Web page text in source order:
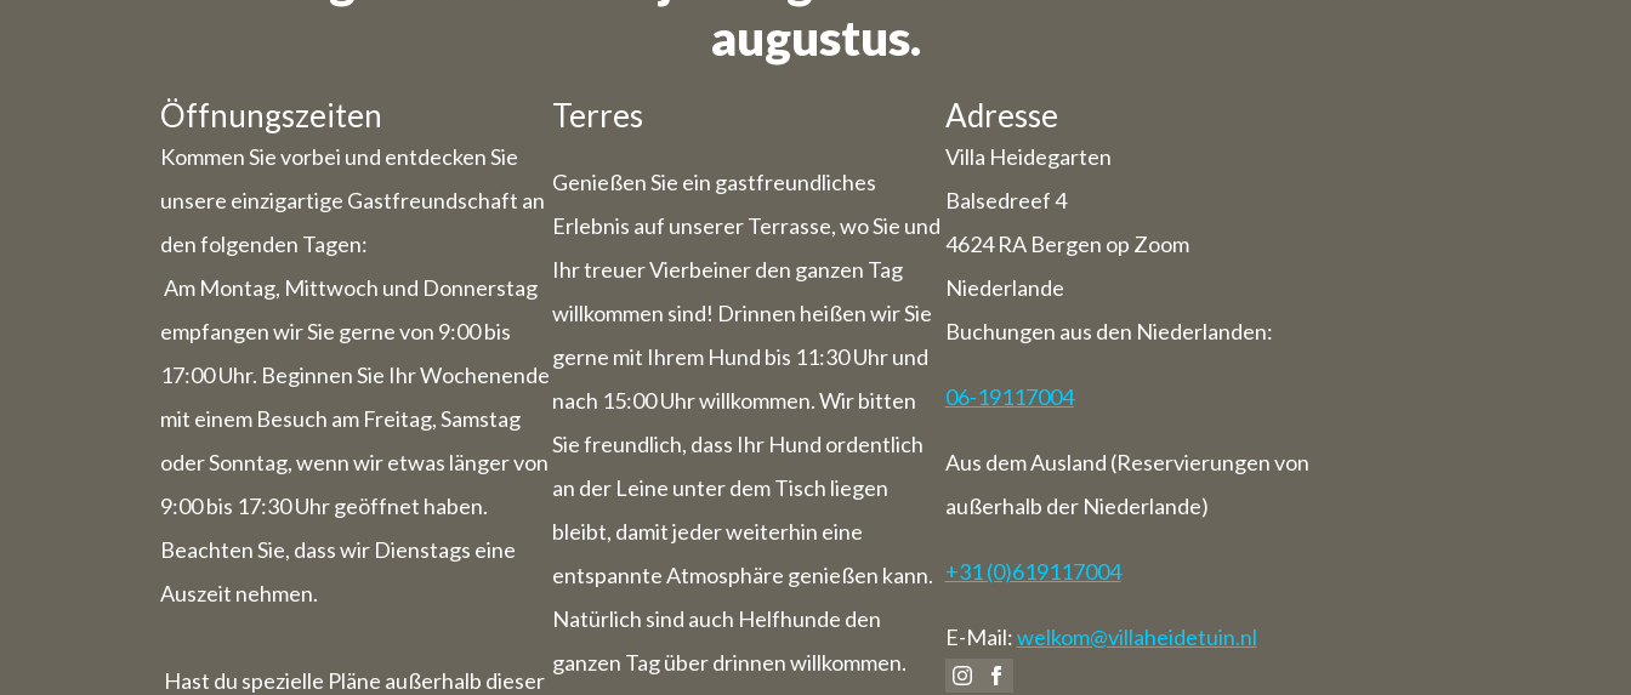
augustus.
Öffnungszeiten
Kommen Sie vorbei und entdecken Sie
unsere einzigartige Gastfreundschaft an
den folgenden Tagen:
Am Montag, Mittwoch und Donnerstag
empfangen wir Sie gerne von 9:00 bis
17:00 Uhr. Beginnen Sie Ihr Wochenende
mit einem Besuch am Freitag, Samstag
oder Sonntag, wenn wir etwas länger von
9:00 bis 17:30 Uhr geöffnet haben.
Beachten Sie, dass wir Dienstags eine
Auszeit nehmen.
Hast du spezielle Pläne außerhalb dieser
Terres
Genießen Sie ein gastfreundliches
Erlebnis auf unserer Terrasse, wo Sie und
Ihr treuer Vierbeiner den ganzen Tag
willkommen sind! Drinnen heißen wir Sie
gerne mit Ihrem Hund bis 11:30 Uhr und
nach 15:00 Uhr willkommen. Wir bitten
Sie freundlich, dass Ihr Hund ordentlich
an der Leine unter dem Tisch liegen
bleibt, damit jeder weiterhin eine
entspannte Atmosphäre genießen kann.
Natürlich sind auch Helfhunde den
ganzen Tag über drinnen willkommen.
Adresse
Villa Heidegarten
Balsedreef 4
4624 RA Bergen op Zoom
Niederlande
Buchungen aus den Niederlanden:
06-19117004
Aus dem Ausland (Reservierungen von
außerhalb der Niederlande)
+31 (0)619117004
E-Mail:welkom@villaheidetuin.nl
Bestellungen sind für den Zeitraum vom 27. Juli bis 11. August
nicht möglich.
Wegen der Ferienzeit haben wir einige geänderte
Öffnungszeiten/ Schließtage.
Tagungsort
Mittwoch, 29. und Donnerstag, 30. Juli haben wir die
Gastronomie geschlossen (Sie können also Zimmer buchen)
Freitag, 31. Juli bis Sonntag, 1. August stehen wir dann gerne
wohl für Sie bereit von 9 Uhr bis 17:30 Uhr.
Die Woche vom 3. August bis zum 9. August haben wir
komplett geschlossen (also auch für Übernachtungen).
B&B:
Die Woche vom 3. August bis einschließlich 9. August haben
wir auch für Übernachtungen geschlossen.